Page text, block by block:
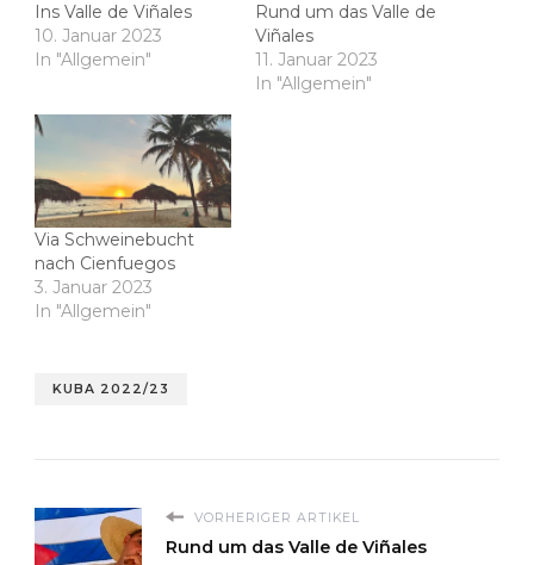
Ins Valle de Viñales
10. Januar 2023
In "Allgemein"
Rund um das Valle de
Viñales
11. Januar 2023
In "Allgemein"
Via Schweinebucht
nach Cienfuegos
3. Januar 2023
In "Allgemein"
KUBA 2022/23
VORHERIGER ARTIKEL
Rund um das Valle de Viñales